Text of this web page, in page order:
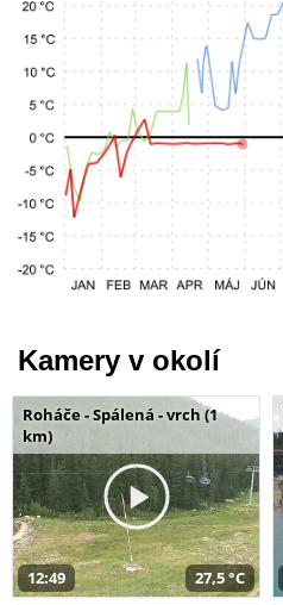
Kamery v okolí
Roháče - Spálená - vrch (1
km)
12:49 27,5 °C